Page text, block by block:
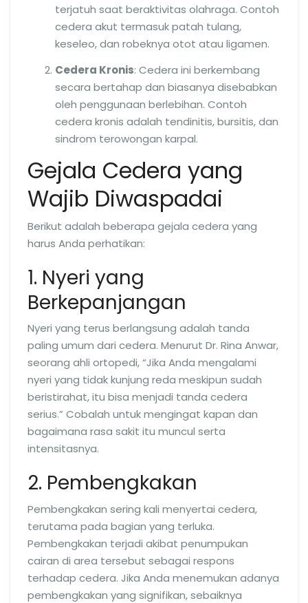
terjatuh saat beraktivitas olahraga. Contoh
cedera akut termasuk patah tulang,
keseleo, dan robeknya otot atau ligamen.
Cedera Kronis: Cedera ini berkembang
secara bertahap dan biasanya disebabkan
oleh penggunaan berlebihan. Contoh
cedera kronis adalah tendinitis, bursitis, dan
sindrom terowongan karpal.
Gejala Cedera yang
Wajib Diwaspadai
Berikut adalah beberapa gejala cedera yang
harus Anda perhatikan:
1. Nyeri yang
Berkepanjangan
Nyeri yang terus berlangsung adalah tanda
paling umum dari cedera. Menurut Dr. Rina Anwar,
seorang ahli ortopedi, “Jika Anda mengalami
nyeri yang tidak kunjung reda meskipun sudah
beristirahat, itu bisa menjadi tanda cedera
serius.” Cobalah untuk mengingat kapan dan
bagaimana rasa sakit itu muncul serta
intensitasnya.
2. Pembengkakan
Pembengkakan sering kali menyertai cedera,
terutama pada bagian yang terluka.
Pembengkakan terjadi akibat penumpukan
cairan di area tersebut sebagai respons
terhadap cedera. Jika Anda menemukan adanya
pembengkakan yang signifikan, sebaiknya